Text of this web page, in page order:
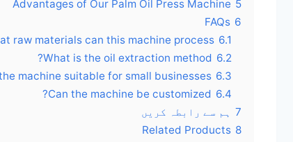
5
Advantages of Our Palm Oil Press Machine
6
FAQs
6.1
raw materials can this machine process?
6.2
What is the oil extraction method?
6.3
machine suitable for small businesses?
6.4
Can the machine be customized?
7 ہم سے رابطہ کریں
8
Related Products